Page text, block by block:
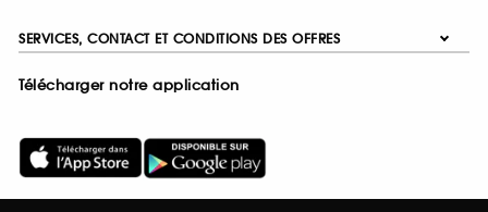
SERVICES, CONTACT ET CONDITIONS DES OFFRES
Télécharger notre application